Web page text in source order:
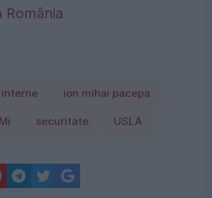
România
interne ion mihai pacepa
Mi securitate USLA